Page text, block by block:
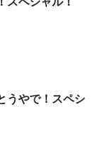
うやで！スペシ